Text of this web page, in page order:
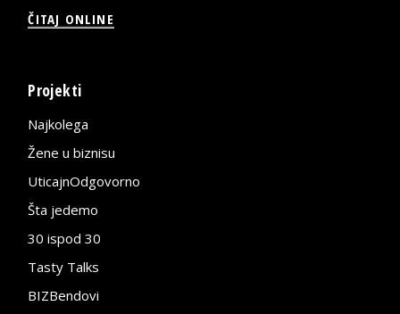
ČITAJ ONLINE
Projekti
Najkolega
Žene u biznisu
UticajnOdgovorno
Šta jedemo
30 ispod 30
Tasty Talks
BIZBendovi